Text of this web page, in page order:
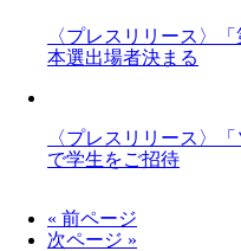
〈プレスリリース〉
本選出場者決まる
〈プレスリリース〉
で学生をご招待
« 前ページ
次ページ »